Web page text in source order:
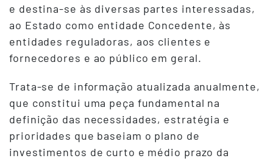
e destina-se às diversas partes interessadas,
ao Estado como entidade Concedente, às
entidades reguladoras, aos clientes e
fornecedores e ao público em geral.
Trata-se de informação atualizada anualmente,
que constitui uma peça fundamental na
definição das necessidades, estratégia e
prioridades que baseiam o plano de
investimentos de curto e médio prazo da